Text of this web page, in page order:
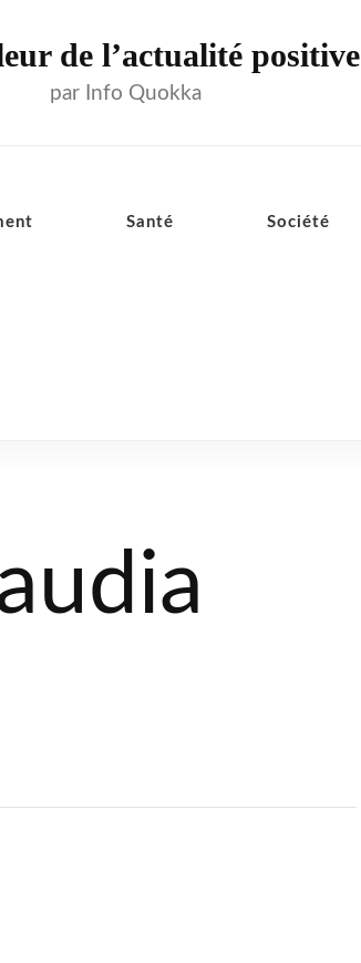
de l’actualité positive
par Info Quokka
Santé Société